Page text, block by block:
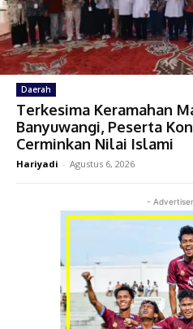
Daerah
Terkesima Keramahan
Banyuwangi, Peserta
Cerminkan Nilai Islami
Hariyadi - Agustus 6, 2026
-